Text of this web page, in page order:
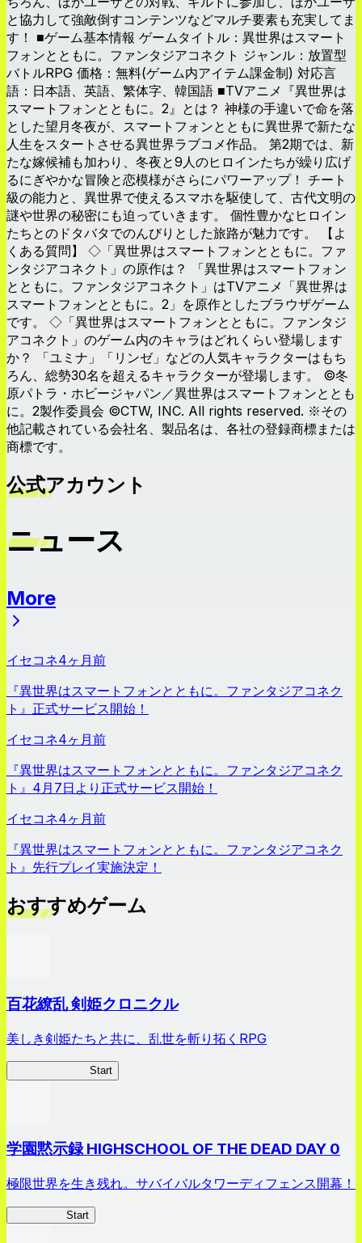
と協力して強敵倒すコンテンツなどマルチ要素も充実してま
す！ ■ゲーム基本情報 ゲームタイトル：異世界はスマート
フォンとともに。ファンタジアコネクト ジャンル：放置型
バトルRPG 価格：無料(ゲーム内アイテム課金制) 対応言
語：日本語、英語、繁体字、韓国語 ■TVアニメ『異世界は
スマートフォンとともに。2』とは？ 神様の手違いで命を落
とした望月冬夜が、スマートフォンとともに異世界で新たな
人生をスタートさせる異世界ラブコメ作品。 第2期では、新
たな嫁候補も加わり、冬夜と9人のヒロインたちが繰り広げ
るにぎやかな冒険と恋模様がさらにパワーアップ！ チート
級の能力と、異世界で使えるスマホを駆使して、古代文明の
謎や世界の秘密にも迫っていきます。 個性豊かなヒロイン
たちとのドタバタでのんびりとした旅路が魅力です。 【よ
くある質問】 ◇「異世界はスマートフォンとともに。ファ
ンタジアコネクト」の原作は？ 「異世界はスマートフォン
とともに。ファンタジアコネクト」はTVアニメ「異世界は
スマートフォンとともに。2」を原作としたブラウザゲーム
です。 ◇「異世界はスマートフォンとともに。ファンタジ
アコネクト」のゲーム内のキャラはどれくらい登場します
か？ 「ユミナ」「リンゼ」などの人気キャラクターはもち
ろん、総勢30名を超えるキャラクターが登場します。 ©冬
原パトラ・ホビージャパン／異世界はスマートフォンととも
に。2製作委員会 ©CTW, INC. All rights reserved. ※その
他記載されている会社名、製品名は、各社の登録商標または
商標です。
公式アカウント
ニュース
More
イセコネ4ヶ月前
『異世界はスマートフォンとともに。ファンタジアコネク
ト』正式サービス開始！
イセコネ4ヶ月前
『異世界はスマートフォンとともに。ファンタジアコネク
ト』4月7日より正式サービス開始！
イセコネ4ヶ月前
『異世界はスマートフォンとともに。ファンタジアコネク
ト』先行プレイ実施決定！
おすすめゲーム
百花繚乱 剣姫クロニクル
美しき剣姫たちと共に、乱世を斬り拓くRPG
Start
学園黙示録 HIGHSCHOOL OF THE DEAD DAY 0
極限世界を生き残れ。サバイバルタワーディフェンス開幕！
Start